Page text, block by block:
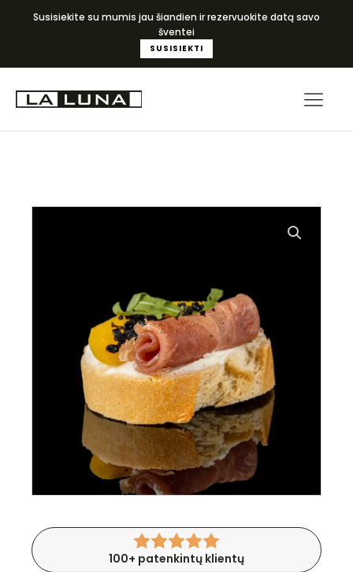
Susisiekite su mumis jau šiandien ir rezervuokite datą savo
šventei
SUSISIEKTI
100+ patenkintų klientų